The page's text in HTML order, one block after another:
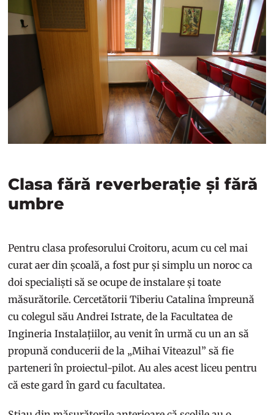
Clasa fără reverberație și fără
umbre
Pentru clasa profesorului Croitoru, acum cu cel mai
curat aer din școală, a fost pur și simplu un noroc ca
doi specialiști să se ocupe de instalare și toate
măsurătorile. Cercetătorii Tiberiu Catalina împreună
cu colegul său Andrei Istrate, de la Facultatea de
Ingineria Instalațiilor, au venit în urmă cu un an să
propună conducerii de la „Mihai Viteazul” să fie
parteneri în proiectul-pilot. Au ales acest liceu pentru
că este gard în gard cu facultatea.